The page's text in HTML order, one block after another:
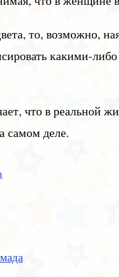
то, возможно,
какими-
что в реальной
самом деле.